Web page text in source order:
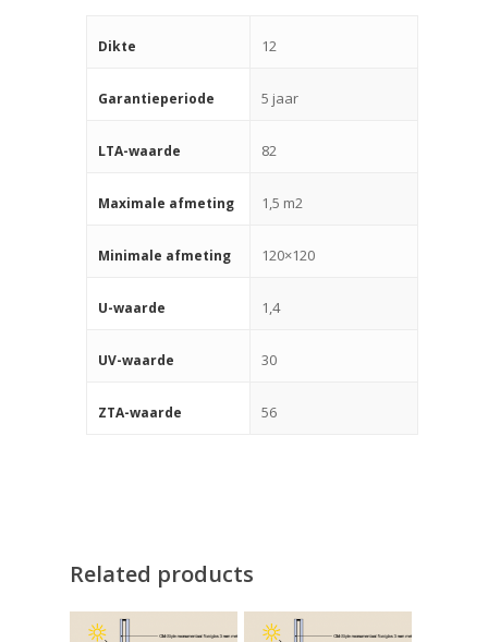
Dikte 12
Garantieperiode 5 jaar
LTA-waarde 82
Maximale afmeting 1,5 m2
Minimale afmeting 120×120
U-waarde 1,4
UV-waarde 30
ZTA-waarde 56
Related products